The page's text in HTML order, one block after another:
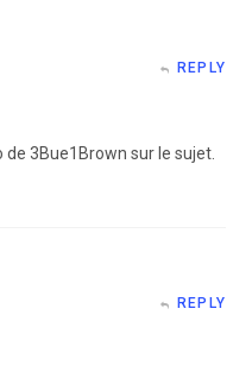
REPLY
3Bue1Brown sur le sujet.
REPLY